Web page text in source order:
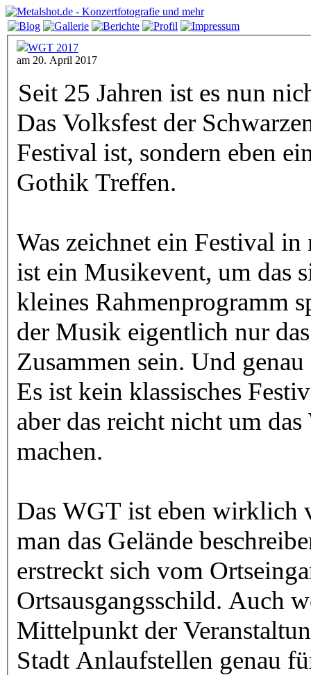
WGT 2017
am 20. April 2017
Seit 25 Jahren ist es nun
Das Volksfest der
Festival ist, sondern eben
Gothik Treffen.
Was zeichnet ein Festival
ist ein Musikevent, um das
kleines Rahmenprogramm
der Musik eigentlich nur
Zusammen sein. Und
Es ist kein klassisches
aber das reicht nicht um
machen.
Das WGT ist eben wirklich
man das Gelände
erstreckt sich vom
Ortsausgangsschild. Auch
Mittelpunkt der
Stadt Anlaufstellen genau